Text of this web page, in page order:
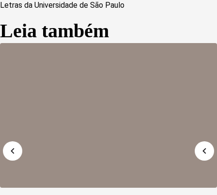
Letras da Universidade de São Paulo
Leia também